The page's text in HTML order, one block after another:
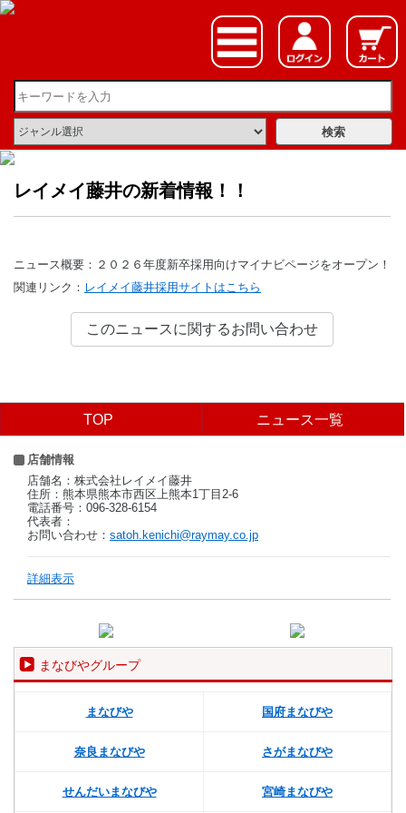
レイメイ藤井の新着情報！！
ニュース概要：２０２６年度新卒採用向けマイナビページをオープン！
関連リンク： レイメイ藤井採用サイトはこちら
TOP ニュース一覧
店舗情報
店舗名：株式会社レイメイ藤井
住所：熊本県熊本市西区上熊本1丁目2‐6
電話番号：096-328-6154
代表者：
お問い合わせ： satoh.kenichi@raymay.co.jp
詳細表示
まなびやグループ
まなびや 国府まなびや
奈良まなびや さがまなびや
せんだいまなびや 宮崎まなびや